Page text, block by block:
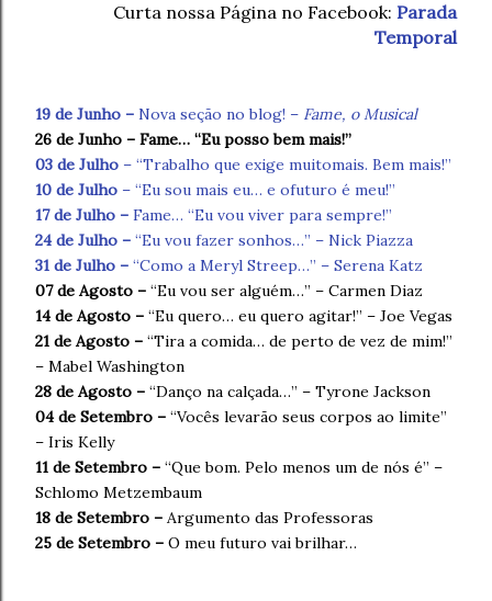
Curta nossa Página no Facebook: Parada
Temporal
19 de Junho – Nova seção no blog! – Fame, o Musical
26 de Junho – Fame… “Eu posso bem mais!”
03 de Julho – “Trabalho que exige muitomais. Bem mais!”
10 de Julho – “Eu sou mais eu… e ofuturo é meu!”
17 de Julho – Fame… “Eu vou viver para sempre!”
24 de Julho – “Eu vou fazer sonhos…” – Nick Piazza
31 de Julho – “Como a Meryl Streep…” – Serena Katz
07 de Agosto – “Eu vou ser alguém…” – Carmen Diaz
14 de Agosto – “Eu quero… eu quero agitar!” – Joe Vegas
21 de Agosto – “Tira a comida… de perto de vez de mim!”
– Mabel Washington
28 de Agosto – “Danço na calçada…” – Tyrone Jackson
04 de Setembro – “Vocês levarão seus corpos ao limite”
– Iris Kelly
11 de Setembro – “Que bom. Pelo menos um de nós é” –
Schlomo Metzembaum
18 de Setembro – Argumento das Professoras
25 de Setembro – O meu futuro vai brilhar…